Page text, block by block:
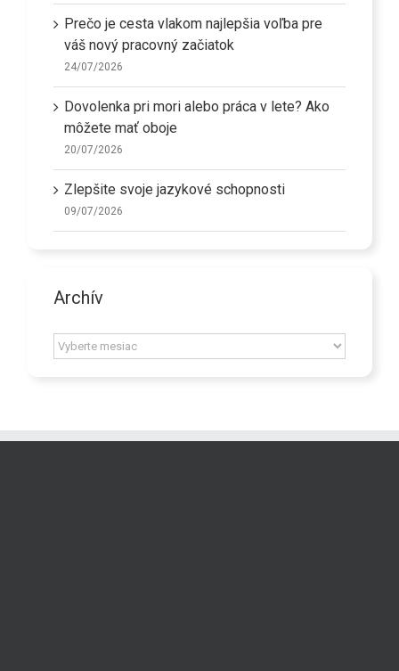
Prečo je cesta vlakom najlepšia voľba pre
váš nový pracovný začiatok
24/07/2026
Dovolenka pri mori alebo práca v lete? Ako
môžete mať oboje
20/07/2026
Zlepšite svoje jazykové schopnosti
09/07/2026
Archív
Archív